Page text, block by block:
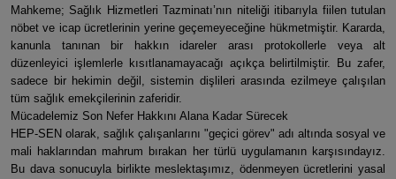
​Mahkeme; Sağlık Hizmetleri Tazminatı’nın niteliği itibarıyla fiilen tutulan
nöbet ve icap ücretlerinin yerine geçemeyeceğine hükmetmiştir. Kararda,
kanunla tanınan bir hakkın idareler arası protokollerle veya alt
düzenleyici işlemlerle kısıtlanamayacağı açıkça belirtilmiştir. Bu zafer,
sadece bir hekimin değil, sistemin dişlileri arasında ezilmeye çalışılan
tüm sağlık emekçilerinin zaferidir.
​Mücadelemiz Son Nefer Hakkını Alana Kadar Sürecek
​HEP-SEN olarak, sağlık çalışanlarını "geçici görev" adı altında sosyal ve
mali haklarından mahrum bırakan her türlü uygulamanın karşısındayız.
Bu dava sonucuyla birlikte meslektaşımız, ödenmeyen ücretlerini yasal